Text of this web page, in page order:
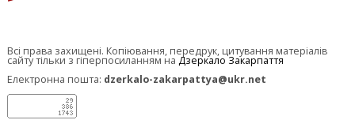
Всі права захищені. Копіювання, передрук, цитування матеріалів
сайту тільки з гіперпосиланням на Дзеркало Закарпаття
Електронна пошта: dzerkalo-zakarpattya@ukr.net